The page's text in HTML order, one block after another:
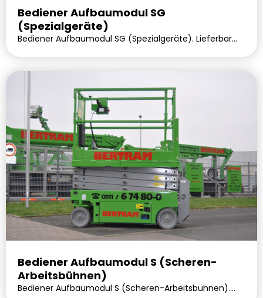
Bediener Aufbaumodul SG
(Spezialgeräte)
Bediener Aufbaumodul SG (Spezialgeräte). Lieferbar
Bediener Aufbaumodul S (Scheren-
Arbeitsbühnen)
Bediener Aufbaumodul S (Scheren-Arbeitsbühnen).